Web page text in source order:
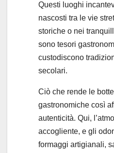
Questi luoghi
nascosti tra le vie
storiche o nei
sono tesori
custodiscono
secolari.
Ciò che rende le
gastronomiche così
autenticità. Qui,
accogliente, e gli
formaggi artigianali,